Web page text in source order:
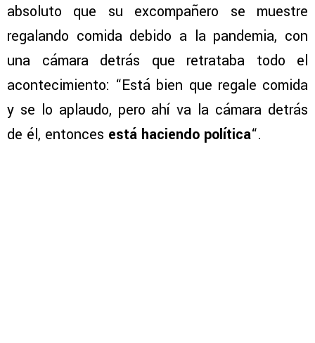
absoluto que su excompañero se muestre
regalando comida debido a la pandemia, con
una cámara detrás que retrataba todo el
acontecimiento: “Está bien que regale comida
y se lo aplaudo, pero ahí va la cámara detrás
de él, entonces está haciendo política“.